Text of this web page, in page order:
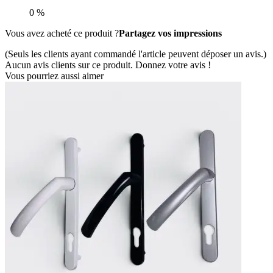
0 %
Vous avez acheté ce produit ?Partagez vos impressions
(Seuls les clients ayant commandé l'article peuvent déposer un avis.)
Aucun avis clients sur ce produit. Donnez votre avis !
Vous pourriez aussi aimer